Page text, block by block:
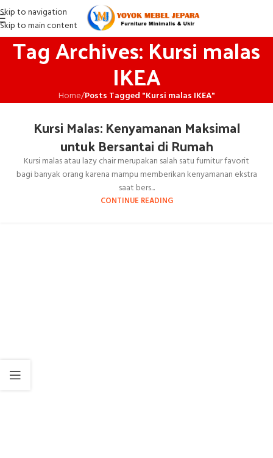
Skip to navigation
Skip to main content
Tag Archives: Kursi malas
IKEA
Home/Posts Tagged "Kursi malas IKEA"
Kursi Malas: Kenyamanan Maksimal
untuk Bersantai di Rumah
Kursi malas atau lazy chair merupakan salah satu furnitur favorit
bagi banyak orang karena mampu memberikan kenyamanan ekstra
saat bers...
CONTINUE READING